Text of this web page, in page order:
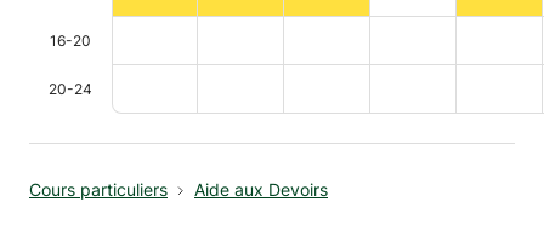
16-20
20-24
Cours particuliers Aide aux Devoirs